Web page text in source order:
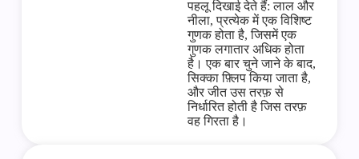
पहलू दिखाई देते हैं: लाल और
नीला, प्रत्येक में एक विशिष्ट
गुणक होता है, जिसमें एक
गुणक लगातार अधिक होता
है। एक बार चुने जाने के बाद,
सिक्का फ़्लिप किया जाता है,
और जीत उस तरफ़ से
निर्धारित होती है जिस तरफ़
वह गिरता है।